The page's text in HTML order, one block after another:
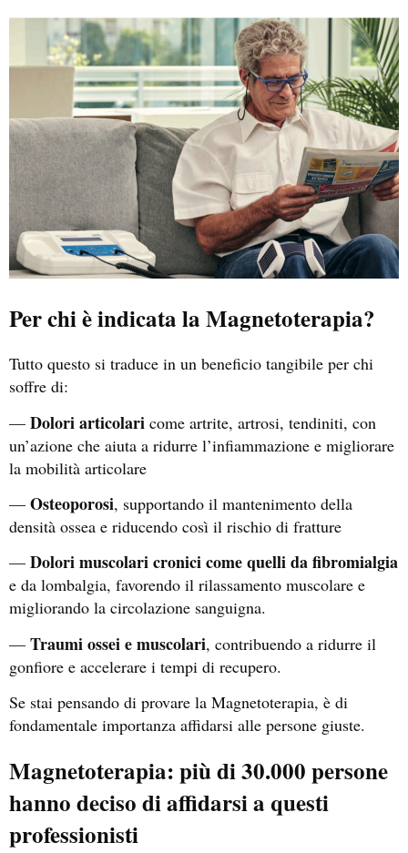
Per chi è indicata la Magnetoterapia?
Tutto questo si traduce in un beneficio tangibile per chi
soffre di:
— Dolori articolari come artrite, artrosi, tendiniti, con
un’azione che aiuta a ridurre l’infiammazione e migliorare
la mobilità articolare
— Osteoporosi, supportando il mantenimento della
densità ossea e riducendo così il rischio di fratture
— Dolori muscolari cronici come quelli da fibromialgia
e da lombalgia, favorendo il rilassamento muscolare e
migliorando la circolazione sanguigna.
— Traumi ossei e muscolari, contribuendo a ridurre il
gonfiore e accelerare i tempi di recupero.
Se stai pensando di provare la Magnetoterapia, è di
fondamentale importanza affidarsi alle persone giuste.
Magnetoterapia: più di 30.000 persone
hanno deciso di affidarsi a questi
professionisti